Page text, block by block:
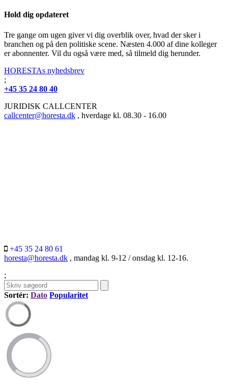
Hold dig opdateret
Tre gange om ugen giver vi dig overblik over, hvad der sker i
branchen og på den politiske scene. Næsten 4.000 af dine kolleger
er abonnenter. Vil du også være med, så tilmeld dig herunder.
HORESTAs nyhedsbrev
;
+45 35 24 80 40
JURIDISK CALLCENTER
callcenter@horesta.dk , hverdage kl. 08.30 - 16.00
+45 35 24 80 61
horesta@horesta.dk , mandag kl. 9-12 / onsdag kl. 12-16.
;
Sortér: Dato Popularitet